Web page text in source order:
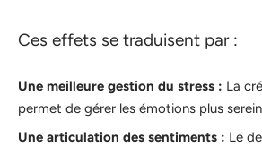
Ces effets se traduisent par :
Une meilleure gestion du stress : La
permet de gérer les émotions plus
Une articulation des sentiments : Le